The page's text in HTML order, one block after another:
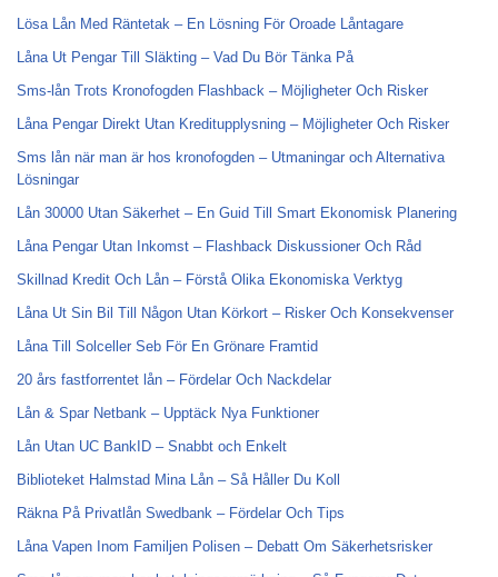
Lösa Lån Med Räntetak – En Lösning För Oroade Låntagare
Låna Ut Pengar Till Släkting – Vad Du Bör Tänka På
Sms-lån Trots Kronofogden Flashback – Möjligheter Och Risker
Låna Pengar Direkt Utan Kreditupplysning – Möjligheter Och Risker
Sms lån när man är hos kronofogden – Utmaningar och Alternativa
Lösningar
Lån 30000 Utan Säkerhet – En Guid Till Smart Ekonomisk Planering
Låna Pengar Utan Inkomst – Flashback Diskussioner Och Råd
Skillnad Kredit Och Lån – Förstå Olika Ekonomiska Verktyg
Låna Ut Sin Bil Till Någon Utan Körkort – Risker Och Konsekvenser
Låna Till Solceller Seb För En Grönare Framtid
20 års fastforrentet lån – Fördelar Och Nackdelar
Lån & Spar Netbank – Upptäck Nya Funktioner
Lån Utan UC BankID – Snabbt och Enkelt
Biblioteket Halmstad Mina Lån – Så Håller Du Koll
Räkna På Privatlån Swedbank – Fördelar Och Tips
Låna Vapen Inom Familjen Polisen – Debatt Om Säkerhetsrisker